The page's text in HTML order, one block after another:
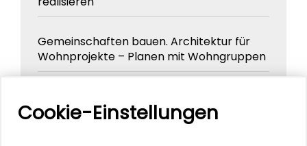
Gemeinschaften bauen. Architektur für
Wohnprojekte – Planen mit Wohngruppen
Potentiale gemeinschaftlicher
Cookie-Einstellungen